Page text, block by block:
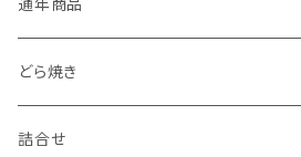
こがね芋
通年商品
初雁シリーズ
小江戸時の鐘
どら焼き
亀どら
詰合せ